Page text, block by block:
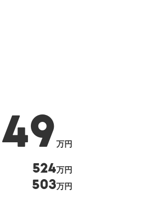
万円
524万円
503万円